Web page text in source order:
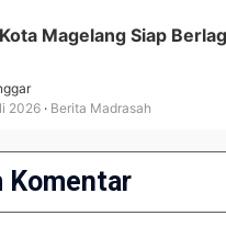
Magelang Siap
2026
Berita Madrasah
Komentar